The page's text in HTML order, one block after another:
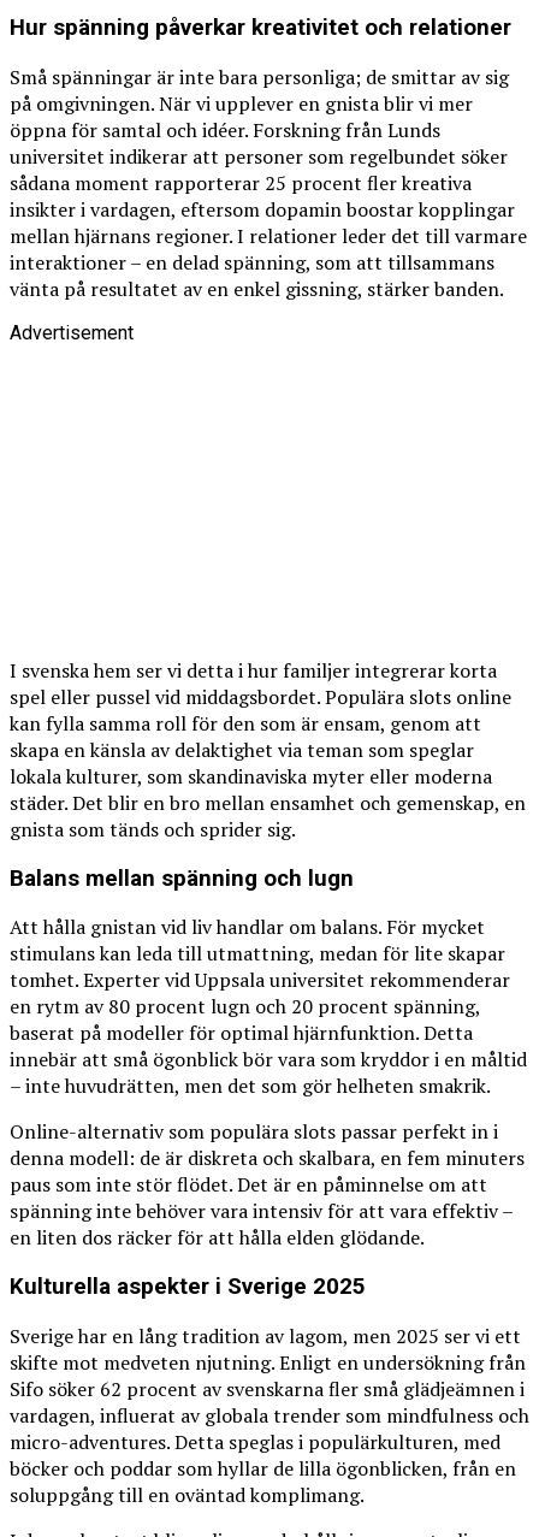
Hur spänning påverkar kreativitet och relationer
Små spänningar är inte bara personliga; de smittar av sig
på omgivningen. När vi upplever en gnista blir vi mer
öppna för samtal och idéer. Forskning från Lunds
universitet indikerar att personer som regelbundet söker
sådana moment rapporterar 25 procent fler kreativa
insikter i vardagen, eftersom dopamin boostar kopplingar
mellan hjärnans regioner. I relationer leder det till varmare
interaktioner – en delad spänning, som att tillsammans
vänta på resultatet av en enkel gissning, stärker banden.
Advertisement
I svenska hem ser vi detta i hur familjer integrerar korta
spel eller pussel vid middagsbordet. Populära slots online
kan fylla samma roll för den som är ensam, genom att
skapa en känsla av delaktighet via teman som speglar
lokala kulturer, som skandinaviska myter eller moderna
städer. Det blir en bro mellan ensamhet och gemenskap, en
gnista som tänds och sprider sig.
Balans mellan spänning och lugn
Att hålla gnistan vid liv handlar om balans. För mycket
stimulans kan leda till utmattning, medan för lite skapar
tomhet. Experter vid Uppsala universitet rekommenderar
en rytm av 80 procent lugn och 20 procent spänning,
baserat på modeller för optimal hjärnfunktion. Detta
innebär att små ögonblick bör vara som kryddor i en måltid
– inte huvudrätten, men det som gör helheten smakrik.
Online-alternativ som populära slots passar perfekt in i
denna modell: de är diskreta och skalbara, en fem minuters
paus som inte stör flödet. Det är en påminnelse om att
spänning inte behöver vara intensiv för att vara effektiv –
en liten dos räcker för att hålla elden glödande.
Kulturella aspekter i Sverige 2025
Sverige har en lång tradition av lagom, men 2025 ser vi ett
skifte mot medveten njutning. Enligt en undersökning från
Sifo söker 62 procent av svenskarna fler små glädjeämnen i
vardagen, influerat av globala trender som mindfulness och
micro-adventures. Detta speglas i populärkulturen, med
böcker och poddar som hyllar de lilla ögonblicken, från en
soluppgång till en oväntad komplimang.